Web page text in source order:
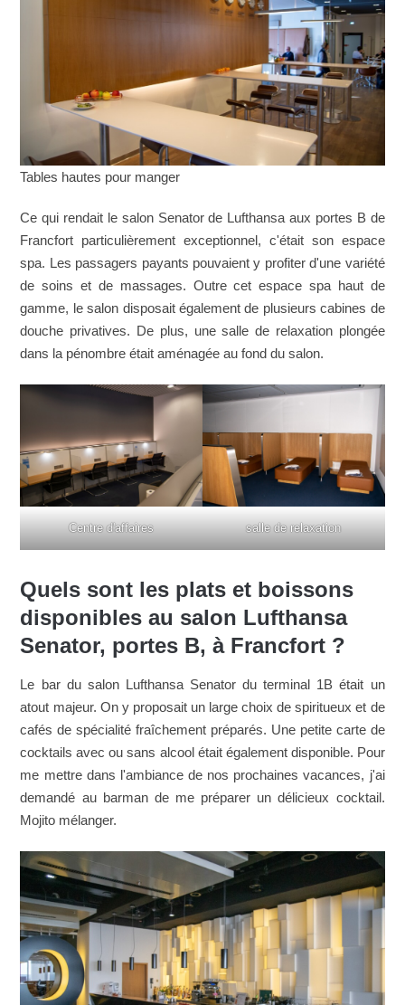
Tables hautes pour manger
Ce qui rendait le salon Senator de Lufthansa aux portes B de
Francfort particulièrement exceptionnel, c'était son espace
spa. Les passagers payants pouvaient y profiter d'une variété
de soins et de massages. Outre cet espace spa haut de
gamme, le salon disposait également de plusieurs cabines de
douche privatives. De plus, une salle de relaxation plongée
dans la pénombre était aménagée au fond du salon.
Centre d'affaires salle de relaxation
Quels sont les plats et boissons
disponibles au salon Lufthansa
Senator, portes B, à Francfort ?
Le bar du salon Lufthansa Senator du terminal 1B était un
atout majeur. On y proposait un large choix de spiritueux et de
cafés de spécialité fraîchement préparés. Une petite carte de
cocktails avec ou sans alcool était également disponible. Pour
me mettre dans l'ambiance de nos prochaines vacances, j'ai
demandé au barman de me préparer un délicieux cocktail.
Mojito mélanger.